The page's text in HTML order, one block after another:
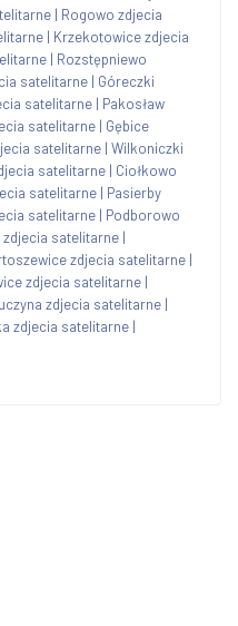
| Rogowo zdjecia
| Krzekotowice zdjecia
| Rozstępniewo
satelitarne | Góreczki
satelitarne | Pakosław
satelitarne | Gębice
satelitarne | Wilkoniczki
satelitarne | Ciołkowo
satelitarne | Pasierby
satelitarne | Podborowo
zdjecia satelitarne |
zdjecia satelitarne |
zdjecia satelitarne |
zdjecia satelitarne |
zdjecia satelitarne |